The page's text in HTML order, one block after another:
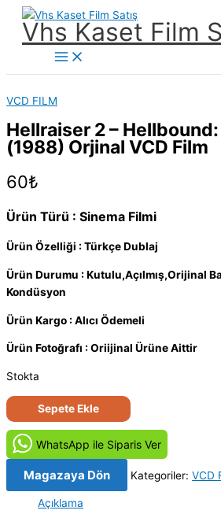
İçeriğe
Vhs Kaset Film
Main
Menu
VCD FILM
Hellraiser 2 –
(1988) Orjinal VCD Film
60₺
Ürün Türü : Sinema Filmi
Ürün Özelliği : Türkçe Dublaj
Ürün Durumu : Kutulu,Açılmış,Orijinal
Kondüsyon
Ürün Kargo : Alıcı Ödemeli
Ürün Fotoğrafı : Oriijinal Ürüne Aittir
Stokta
Hellraiser
2
Hellbound:
Hellraiser
II
Sepete Ekle
WhatsApp ile Siparis Ver
Magazaya Dön Kategoriler: VCD
Açıklama